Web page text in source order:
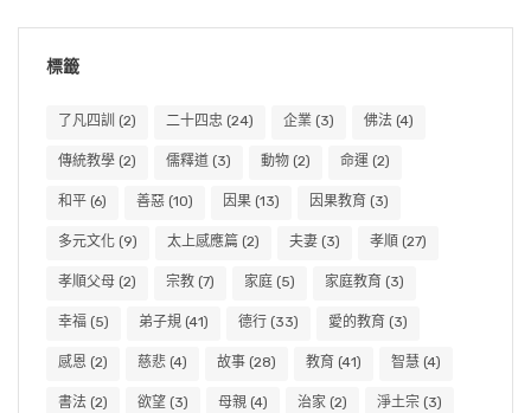
標籤
了凡四訓 (2) 二十四忠 (24) 企業 (3) 佛法 (4)
傳統教學 (2) 儒釋道 (3) 動物 (2) 命運 (2)
和平 (6) 善惡 (10) 因果 (13) 因果教育 (3)
多元文化 (9) 太上感應篇 (2) 夫妻 (3) 孝順 (27)
孝順父母 (2) 宗教 (7) 家庭 (5) 家庭教育 (3)
幸福 (5) 弟子規 (41) 德行 (33) 愛的教育 (3)
感恩 (2) 慈悲 (4) 故事 (28) 教育 (41) 智慧 (4)
書法 (2) 欲望 (3) 母親 (4) 治家 (2) 淨土宗 (3)